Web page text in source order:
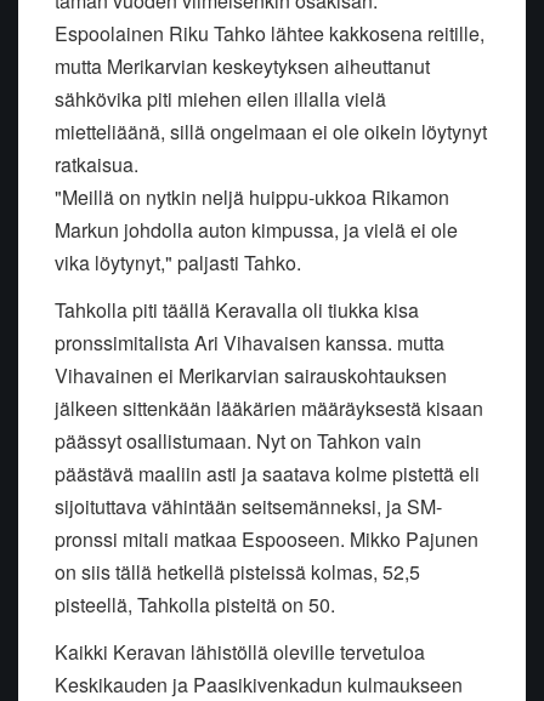
Espoolainen Riku Tahko lähtee kakkosena reitille,
mutta Merikarvian keskeytyksen aiheuttanut
sähkövika piti miehen eilen illalla vielä
mietteliäänä, sillä ongelmaan ei ole oikein löytynyt
ratkaisua.
"Meillä on nytkin neljä huippu-ukkoa Rikamon
Markun johdolla auton kimpussa, ja vielä ei ole
vika löytynyt," paljasti Tahko.
Tahkolla piti täällä Keravalla oli tiukka kisa
pronssimitalista Ari Vihavaisen kanssa. mutta
Vihavainen ei Merikarvian sairauskohtauksen
jälkeen sittenkään lääkärien määräyksestä kisaan
päässyt osallistumaan. Nyt on Tahkon vain
päästävä maaliin asti ja saatava kolme pistettä eli
sijoituttava vähintään seitsemänneksi, ja SM-
pronssi mitali matkaa Espooseen. Mikko Pajunen
on siis tällä hetkellä pisteissä kolmas, 52,5
pisteellä, Tahkolla pisteitä on 50.
Kaikki Keravan lähistöllä oleville tervetuloa
Keskikauden ja Paasikivenkadun kulmaukseen